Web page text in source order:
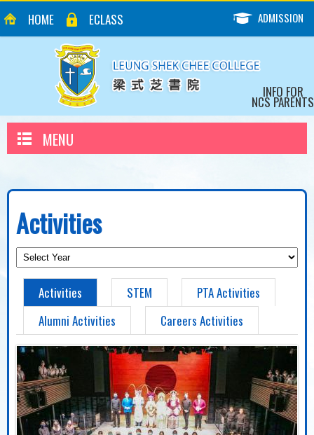
HOME ECLASS ADMISSION
INFO FOR
NCS PARENTS
MENU
Activities
Activities STEM
PTA Activities
Alumni Activities
Careers Activities